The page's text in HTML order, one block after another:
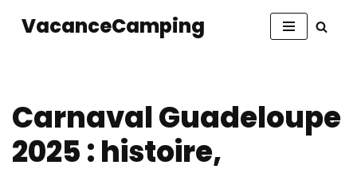
VacanceCamping
Carnaval Guadeloupe
2025 : histoire,